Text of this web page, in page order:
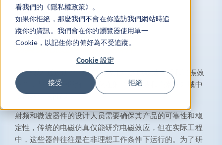
看我們的《隱私權政策》。
如果你拒絕，那麼我們不會在你造訪我們網站時追
蹤你的資訊。我們會在你的瀏覽器使用單一
Cookie，以記住你的偏好為不受追蹤。
Cookie 設定
接受 拒絕
RF 模块
仿真优化微波和毫米波器件
“RF 模块”通过研究高频电磁应用中的电磁波传播和谐振效
应等，帮助用户理解、优化在射频、微波和毫米波领域中
所用器件的性能。
射频和微波器件的设计人员需要确保其产品的可靠性和稳
定性，传统的电磁仿真仅能研究电磁效应，但在实际工程
中，这些器件往往是在非理想工作条件下运行的。为了研